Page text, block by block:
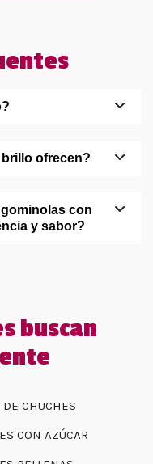
ofrecen?
con
y sabor?
buscan
DE CHUCHES
CON AZÚCAR